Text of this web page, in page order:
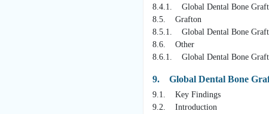
8.4.1. Global Dental Bone Graft
8.5. Grafton
8.5.1. Global Dental Bone Graft
8.6. Other
8.6.1. Global Dental Bone Graft
9. Global Dental Bone
9.1. Key Findings
9.2. Introduction